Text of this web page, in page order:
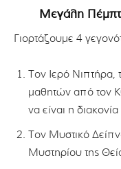
Μεγάλη
Γιορτάζουμε 4
Τον Ιερό
μαθητών από τον
να είναι η
Τον Μυστικό
Μυστηρίου της